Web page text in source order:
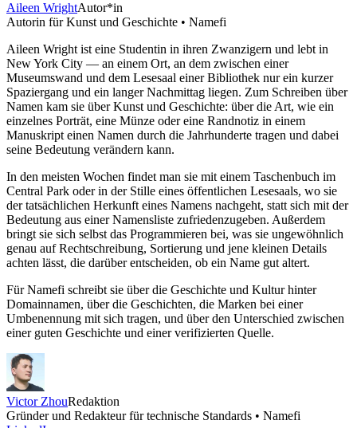
Aileen WrightAutor*in
Autorin für Kunst und Geschichte • Namefi
Aileen Wright ist eine Studentin in ihren Zwanzigern und lebt in
New York City — an einem Ort, an dem zwischen einer
Museumswand und dem Lesesaal einer Bibliothek nur ein kurzer
Spaziergang und ein langer Nachmittag liegen. Zum Schreiben über
Namen kam sie über Kunst und Geschichte: über die Art, wie ein
einzelnes Porträt, eine Münze oder eine Randnotiz in einem
Manuskript einen Namen durch die Jahrhunderte tragen und dabei
seine Bedeutung verändern kann.
In den meisten Wochen findet man sie mit einem Taschenbuch im
Central Park oder in der Stille eines öffentlichen Lesesaals, wo sie
der tatsächlichen Herkunft eines Namens nachgeht, statt sich mit der
Bedeutung aus einer Namensliste zufriedenzugeben. Außerdem
bringt sie sich selbst das Programmieren bei, was sie ungewöhnlich
genau auf Rechtschreibung, Sortierung und jene kleinen Details
achten lässt, die darüber entscheiden, ob ein Name gut altert.
Für Namefi schreibt sie über die Geschichte und Kultur hinter
Domainnamen, über die Geschichten, die Marken bei einer
Umbenennung mit sich tragen, und über den Unterschied zwischen
einer guten Geschichte und einer verifizierten Quelle.
Victor ZhouRedaktion
Gründer und Redakteur für technische Standards • Namefi